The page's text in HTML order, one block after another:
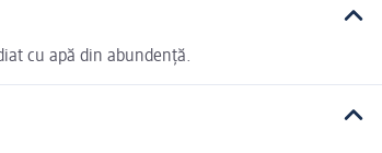
cu apă din abundență.